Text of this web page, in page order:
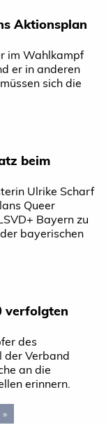
Aktionsplan
im Wahlkampf
er in anderen
sich die
beim
Ulrike Scharf
Queer
Bayern zu
bayerischen
verfolgten
des
der Verband
an die
erinnern.
page 5